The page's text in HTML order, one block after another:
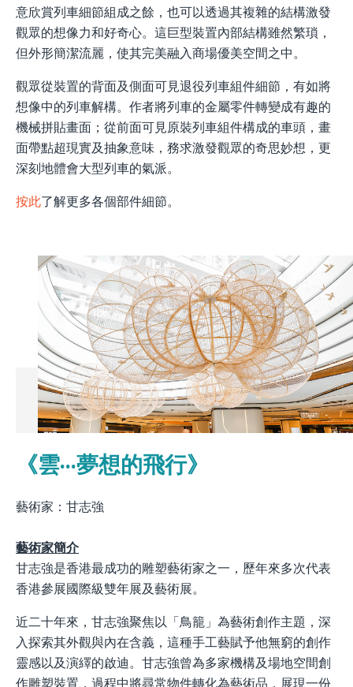
意欣賞列車細節組成之餘，也可以透過其複雜的結構激發
觀眾的想像力和好奇心。這巨型裝置內部結構雖然繁瑣，
但外形簡潔流麗，使其完美融入商場優美空間之中。
觀眾從裝置的背面及側面可見退役列車組件細節， 有如將
想像中的列車解構。 作者將列車的金屬零件轉變成有趣的
機械拼貼畫面；從前面可見原裝列車組件構成的車頭，畫
面帶點超現實及抽象意味，務求激發觀眾的奇思妙想，更
深刻地體會大型列車的氣派。
按此了解更多各個部件細節。
《雲···夢想的飛行》
藝術家 ： 甘志強
藝術家簡介
甘志強是香港最成功的雕塑藝術家之一，歷年來多次代表
香港參展國際級雙年展及藝術展。
近二十年來，甘志強聚焦以「鳥籠」為藝術創作主題，深
入探索其外觀與內在含義，這種手工藝賦予他無窮的創作
靈感以及演繹的啟迪。甘志強曾為多家機構及場地空間創
作雕塑裝置，過程中將尋常物件轉化為藝術品，展現一份